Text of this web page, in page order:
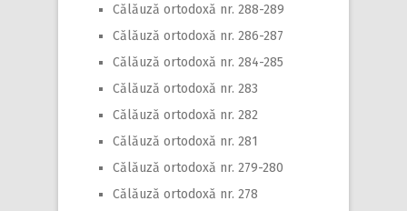
Călăuză ortodoxă nr. 288-289
Călăuză ortodoxă nr. 286-287
Călăuză ortodoxă nr. 284-285
Călăuză ortodoxă nr. 283
Călăuză ortodoxă nr. 282
Călăuză ortodoxă nr. 281
Călăuză ortodoxă nr. 279-280
Călăuză ortodoxă nr. 278